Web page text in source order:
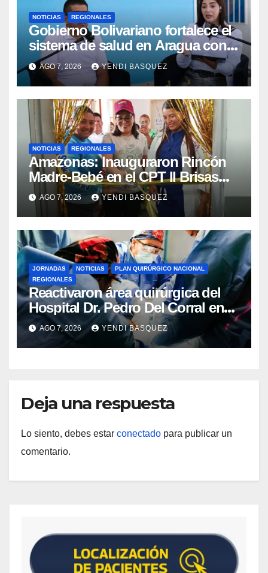
NOTICIAS REGIONALES
Gobierno Bolivariano fortalece el
sistema de salud en Aragua con
la reinauguración del CDI La Mora
AGO 7, 2026 YENDI BASQUEZ
NOTICIAS REGIONALES
​Amazonas: Inauguraron Rincón
Madre-Bebé en el CPT II Brisas
del Aeropuerto ​Inauguraron
Rincón
AGO 7, 2026 YENDI BASQUEZ
JORNADAS NOTICIAS
PLAN QUIRÚRGICO NACIONAL
REGIONALES
Reactivaron área quirúrgica del
Hospital Dr. Pedro Del Corral en
Guárico
AGO 7, 2026 YENDI BASQUEZ
Deja una respuesta
Lo siento, debes estar conectado para publicar un
comentario.